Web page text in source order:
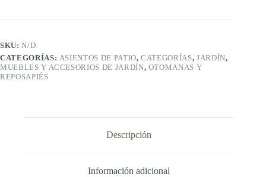
Alta
Resistencia
Fabricada
en
SKU:N/D
CATEGORÍAS: ASIENTOS DE PATIO,CATEGORÍAS, JARDÍN,
MUEBLES Y ACCESORIOS DE JARDÍN, OTOMANAS Y
REPOSAPIÉS
Descripción
Información adicional